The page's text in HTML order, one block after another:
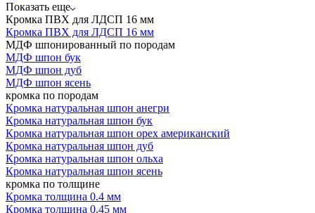
Показать еще
Кромка ПВХ для ЛДСП 16 мм
Кромка ПВХ для ЛДСП 16 мм
МДФ шпонированный по породам
МДФ шпон бук
МДФ шпон дуб
МДФ шпон ясень
кромка по породам
Кромка натуральная шпон анегри
Кромка натуральная шпон бук
Кромка натуральная шпон орех американский
Кромка натуральная шпон дуб
Кромка натуральная шпон ольха
Кромка натуральная шпон ясень
кромка по толщине
Кромка толщина 0.4 мм
Кромка толщина 0.45 мм